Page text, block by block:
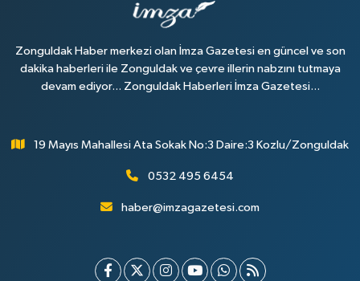
Zonguldak Haber merkezi olan İmza Gazetesi en güncel ve son
dakika haberleri ile Zonguldak ve çevre illerin nabzını tutmaya
devam ediyor... Zonguldak Haberleri İmza Gazetesi...
19 Mayıs Mahallesi Ata Sokak No:3 Daire:3 Kozlu/Zonguldak
0532 495 6454
haber@imzagazetesi.com